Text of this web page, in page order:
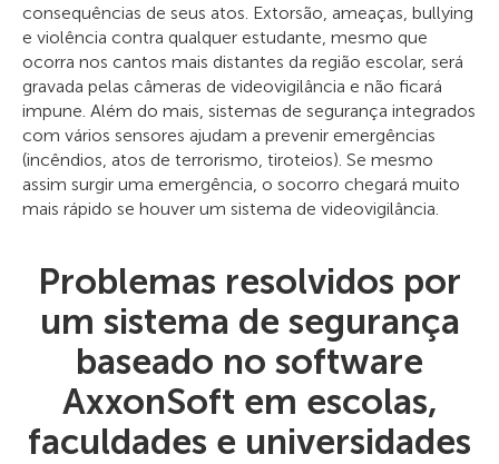
consequências de seus atos. Extorsão, ameaças, bullying
e violência contra qualquer estudante, mesmo que
ocorra nos cantos mais distantes da região escolar, será
gravada pelas câmeras de videovigilância e não ficará
impune. Além do mais, sistemas de segurança integrados
com vários sensores ajudam a prevenir emergências
(incêndios, atos de terrorismo, tiroteios). Se mesmo
assim surgir uma emergência, o socorro chegará muito
mais rápido se houver um sistema de videovigilância.
Problemas resolvidos por
um sistema de segurança
baseado no software
AxxonSoft em escolas,
faculdades e universidades